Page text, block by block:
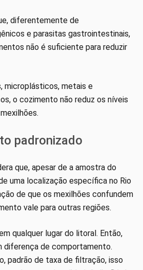
diferentemente de
e parasitas gastrointestinais,
não é suficiente para reduzir
microplásticos, metais e
o cozimento não reduz os níveis
padronizado
que, apesar de a amostra do
uma localização específica no Rio
de que os mexilhões confundem
vale para outras regiões.
qualquer lugar do litoral. Então,
diferença de comportamento.
padrão de taxa de filtração, isso